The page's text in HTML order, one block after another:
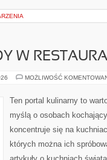
W
MOŻLIWOŚĆ
Ten portal kulinarny to
myślą o osobach
koncentruje się na
których można ich